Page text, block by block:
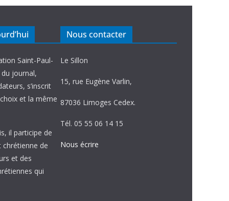
Saint-Paul-
journal,
s’inscrit
et la même
il participe de
chrétienne de
et des
qui
Nous contacter
Le Sillon
15, rue Eugène Varlin,
87036 Limoges Cedex.
Tél. 05 55 06 14 15
Nous écrire